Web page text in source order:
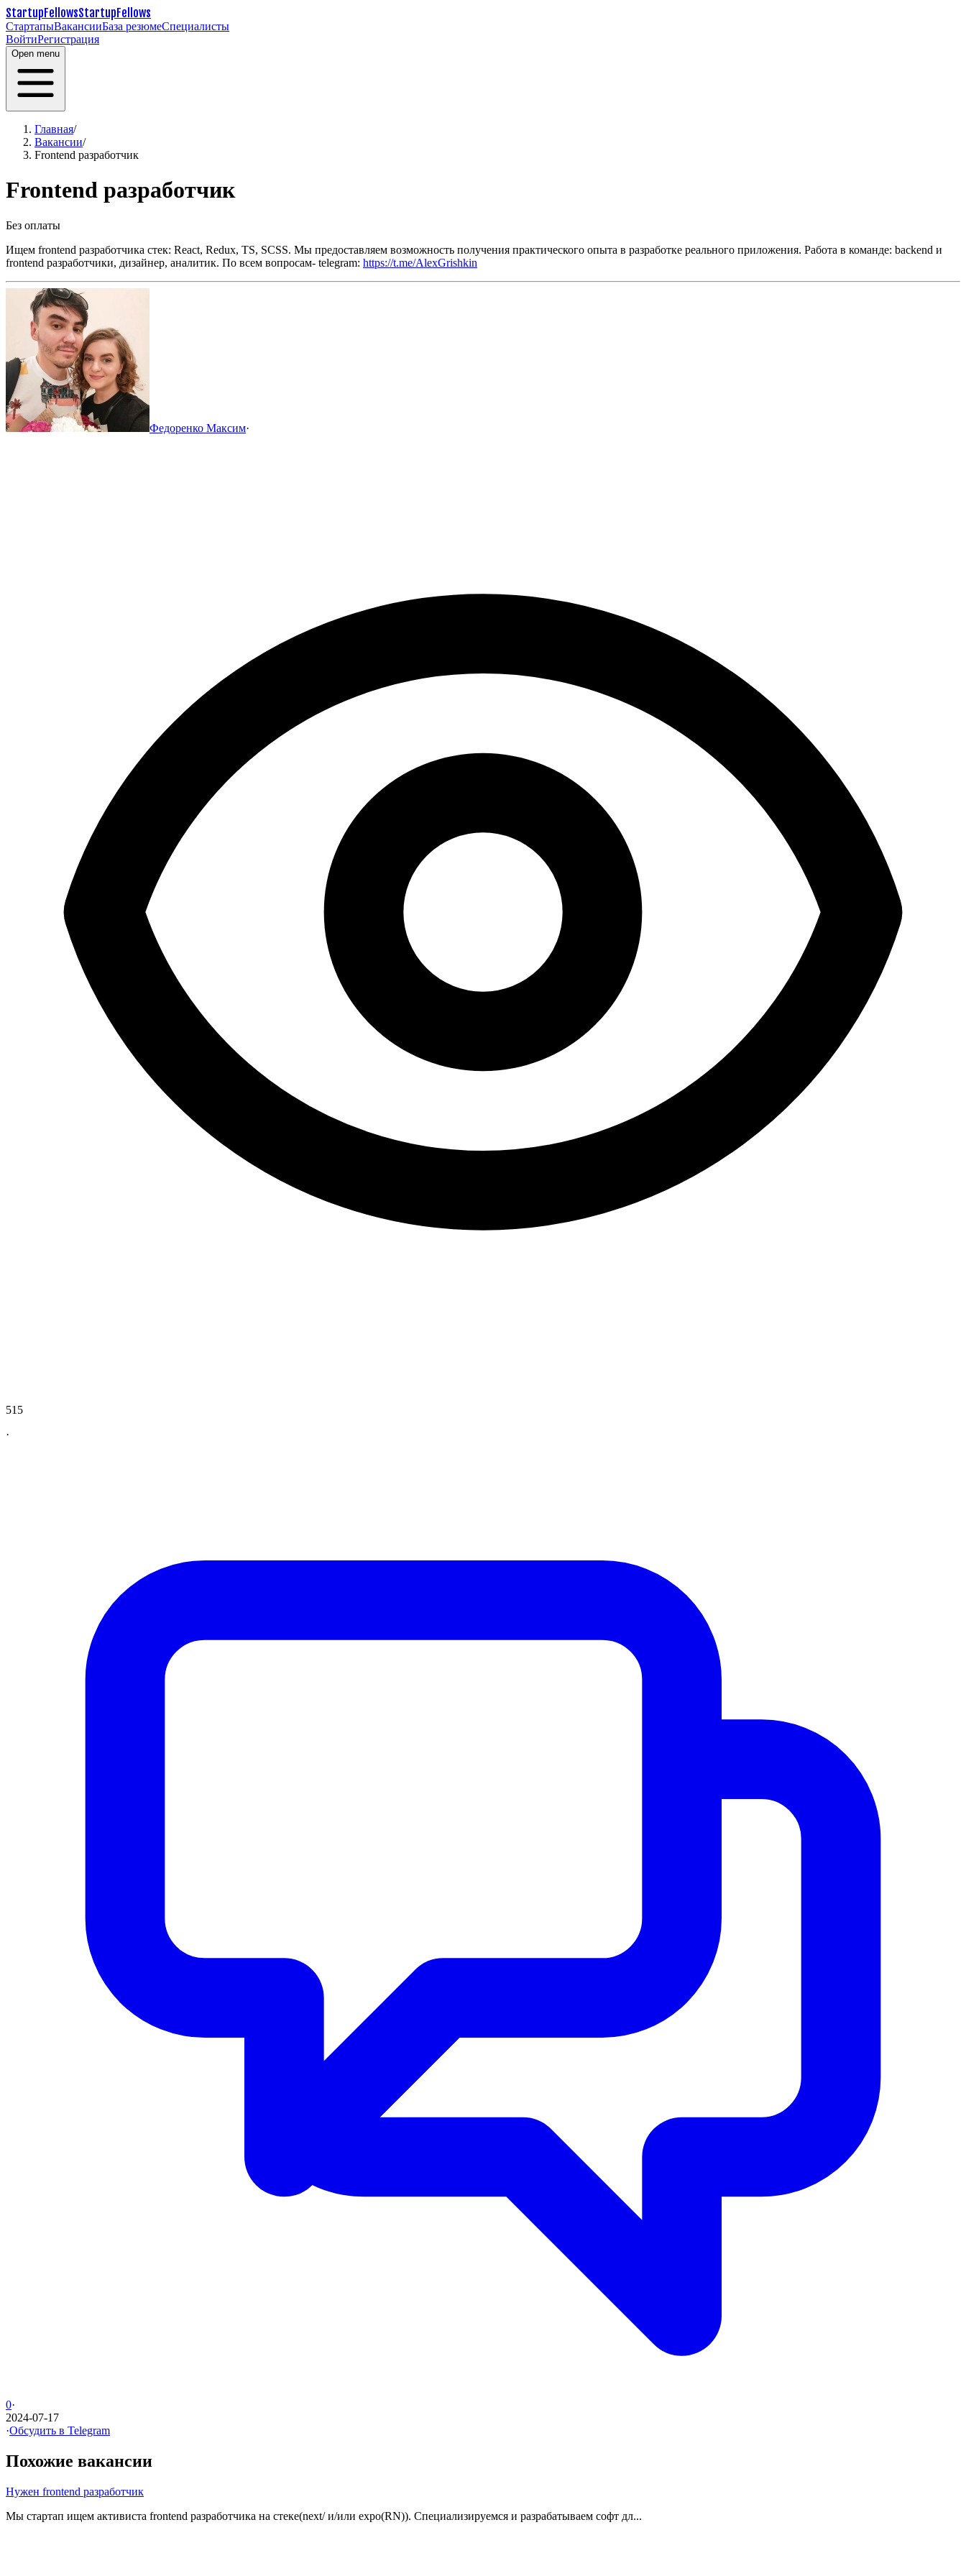
StartupFellowsStartupFellows
СтартапыВакансииБаза резюмеСпециалисты
ВойтиРегистрация
Open menu
Главная/
Вакансии/
Frontend разработчик
Frontend разработчик
Без оплаты
Ищем frontend разработчика стек: React, Redux, TS, SCSS. Мы предоставляем возможность получения практического опыта в разработке реального приложения. Работа в команде: backend и
frontend разработчики, дизайнер, аналитик. По всем вопросам- telegram: https://t.me/AlexGrishkin
Федоренко Максим·
515
·
0·
2024-07-17
·Обсудить в Telegram
Похожие вакансии
Нужен frontend разработчик
Мы стартап ищем активиста frontend разработчика на стеке(next/ и/или expo(RN)). Специализируемся и разрабатываем софт дл...